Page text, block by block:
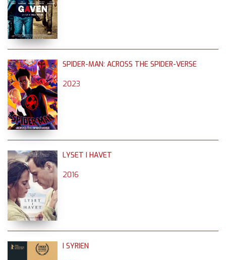
SPIDER-MAN: ACROSS THE SPIDER-VERSE
2023
LYSET I HAVET
2016
I SYRIEN